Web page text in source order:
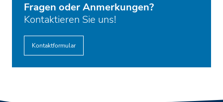
Fragen oder Anmerkungen?
Kontaktieren Sie uns!
Kontaktformular